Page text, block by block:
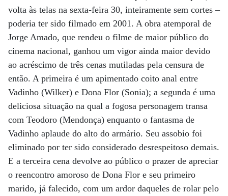
volta às telas na sexta-feira 30, inteiramente sem cortes –
poderia ter sido filmado em 2001. A obra atemporal de
Jorge Amado, que rendeu o filme de maior público do
cinema nacional, ganhou um vigor ainda maior devido
ao acréscimo de três cenas mutiladas pela censura de
então. A primeira é um apimentado coito anal entre
Vadinho (Wilker) e Dona Flor (Sonia); a segunda é uma
deliciosa situação na qual a fogosa personagem transa
com Teodoro (Mendonça) enquanto o fantasma de
Vadinho aplaude do alto do armário. Seu assobio foi
eliminado por ter sido considerado desrespeitoso demais.
E a terceira cena devolve ao público o prazer de apreciar
o reencontro amoroso de Dona Flor e seu primeiro
marido, já falecido, com um ardor daqueles de rolar pelo